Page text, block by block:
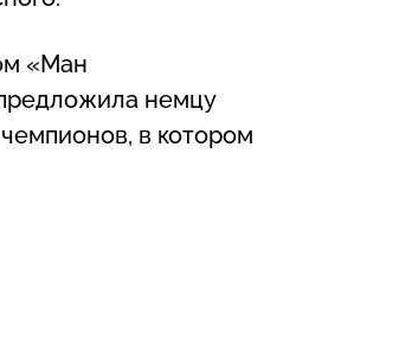
«Ман
немцу
в котором